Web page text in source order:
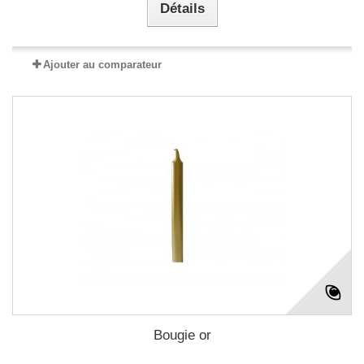
Détails
Ajouter au comparateur
Bougie or